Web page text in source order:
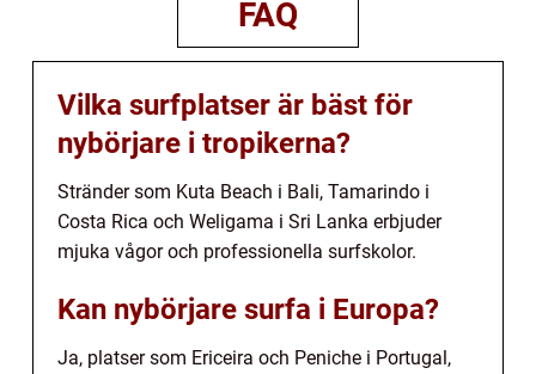
FAQ
Vilka surfplatser är bäst för
nybörjare i tropikerna?
Stränder som Kuta Beach i Bali, Tamarindo i
Costa Rica och Weligama i Sri Lanka erbjuder
mjuka vågor och professionella surfskolor.
Kan nybörjare surfa i Europa?
Ja, platser som Ericeira och Peniche i Portugal,